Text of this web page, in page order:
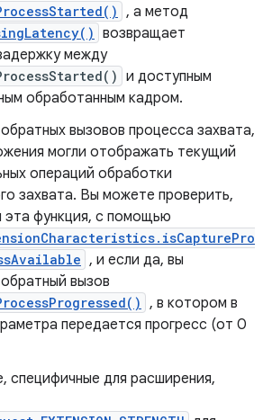
, а метод
возвращает
между
и доступным
обработанным кадром.
вызовов процесса захвата,
могли отображать текущий
операций обработки
захвата. Вы можете проверить,
эта функция, с помощью
, и если да, вы
вызов
, в котором в
передается прогресс (от 0
специфичные для расширения,